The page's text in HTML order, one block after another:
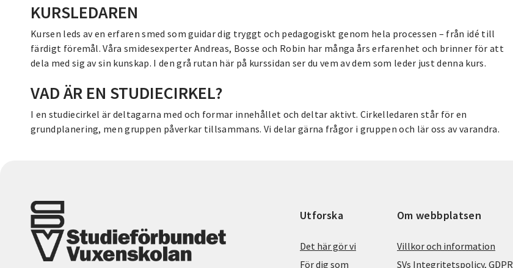
KURSLEDAREN
Kursen leds av en erfaren smed som guidar dig tryggt och pedagogiskt genom hela processen – från idé till
färdigt föremål. Våra smidesexperter Andreas, Bosse och Robin har många års erfarenhet och brinner för att
dela med sig av sin kunskap. I den grå rutan här på kurssidan ser du vem av dem som leder just denna kurs.
VAD ÄR EN STUDIECIRKEL?
I en studiecirkel är deltagarna med och formar innehållet och deltar aktivt. Cirkelledaren står för en
grundplanering, men gruppen påverkar tillsammans. Vi delar gärna frågor i gruppen och lär oss av varandra.
Utforska
Det här gör vi
För dig som
Om webbplatsen
Villkor och information
SVs Integritetspolicy, GDPR